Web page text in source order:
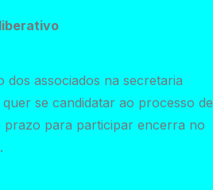
dos associados na secretaria
se candidatar ao processo de
prazo para participar encerra no